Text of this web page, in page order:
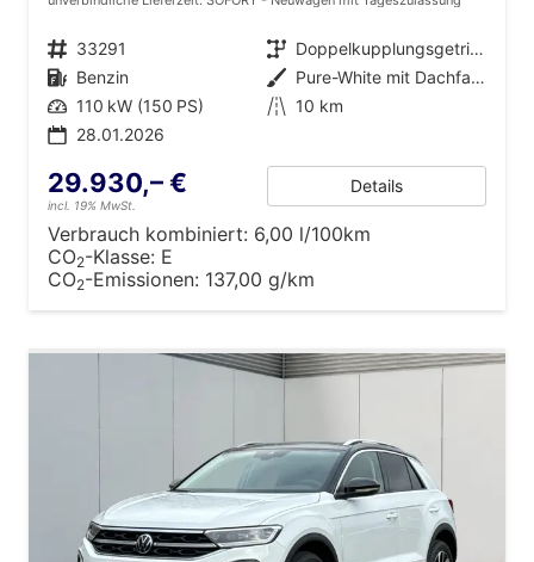
Fahrzeugnr. 33291 Getriebe
Doppelkupplungsgetriebe (DSG)
Kraftstoff Benzin Außenfarbe
Pure-White mit Dachfarbe in Deep Black Perleffekt
Leistung 110 kW (150 PS) Kilometerstand 10 km
28.01.2026
29.930,– €
incl. 19% MwSt.
Details
Verbrauch kombiniert: 6,00 l/100km
CO2-Klasse: E
CO2-Emissionen: 137,00 g/km